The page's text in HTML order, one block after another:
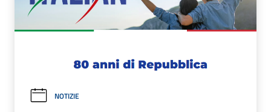
NOTIZIE